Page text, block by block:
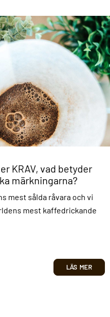
KRAV, vad betyder
märkningarna?
mest sålda råvara och vi
mest kaffedrickande
LÄS MER